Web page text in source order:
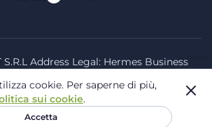
S.R.L Address Legal: Hermes Business
020335. Reg.N, 44667783
Tutti i diritti riservati.
cookie. Per saperne di più,
sui cookie.
Accetta